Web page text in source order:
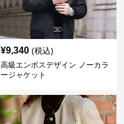
¥9,340 (税込)
高級エンボスデザイン ノーカラ
ージャケット